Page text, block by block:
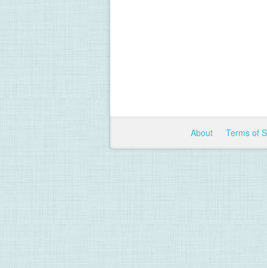
About Terms of